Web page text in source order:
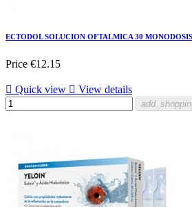
ECTODOL SOLUCION OFTALMICA 30 MONODOSIS
Price €12.15
 Quick view  View details